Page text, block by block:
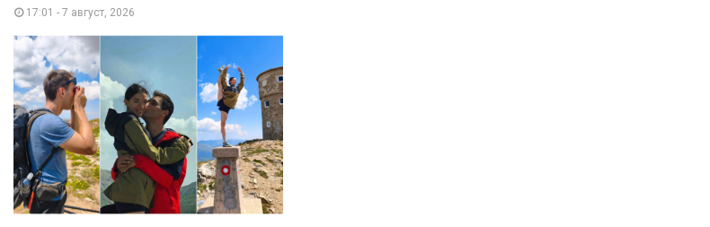
17:01 - 7 август, 2026